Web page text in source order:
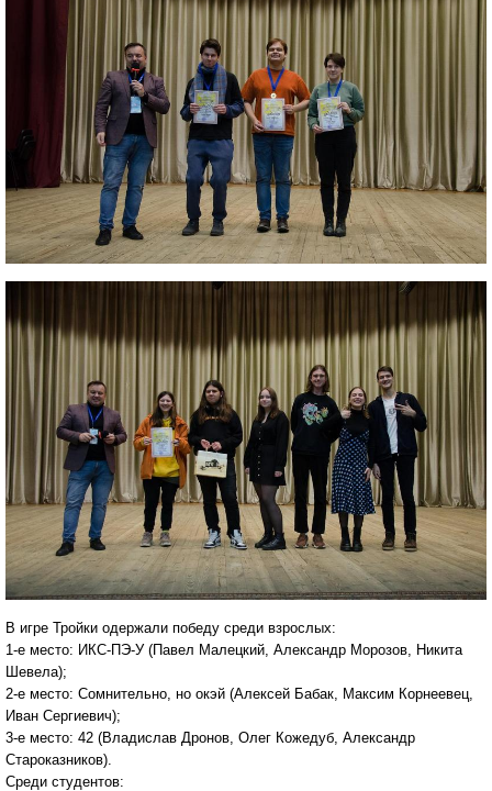
В игре Тройки одержали победу среди взрослых:
1-е место: ИКС-ПЭ-У (Павел Малецкий, Александр Морозов, Никита
Шевела);
2-е место: Сомнительно, но окэй (Алексей Бабак, Максим Корнеевец,
Иван Сергиевич);
3-е место: 42 (Владислав Дронов, Олег Кожедуб, Александр
Староказников).
Среди студентов: